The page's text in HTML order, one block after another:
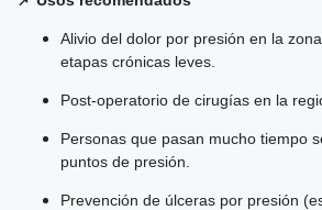
Alivio del dolor por presión en la
etapas crónicas leves.
Post-operatorio de cirugías en la
Personas que pasan mucho tiempo
puntos de presión.
Prevención de úlceras por presión